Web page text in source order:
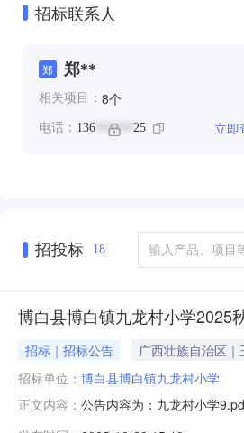
招标联系人
郑 郑**
相关项目： 8个
电话： 136 ****** 25 立即
招投标 18
博白县博白镇九龙村小学2025
招标｜招标公告 广西壮族自治区
招标单位： 博白县博白镇九龙村小学
正文内容： 公告内容为：九龙村小学